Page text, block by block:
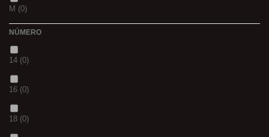
PANTHER
36(0)
P(0)
14(0)
42(0)
M (0)
20MM
3 M (0)
(0)
NÚMERO
14 (0)
16 (0)
18 (0)